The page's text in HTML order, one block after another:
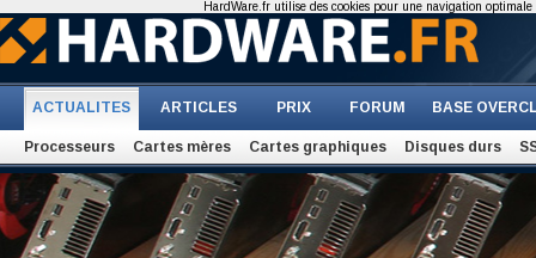
ACTUALITES ARTICLES PRIX FORUM BASE
Processeurs Cartes mères Cartes graphiques Disques durs
HardWare.fr utilise des cookies pour une navigation